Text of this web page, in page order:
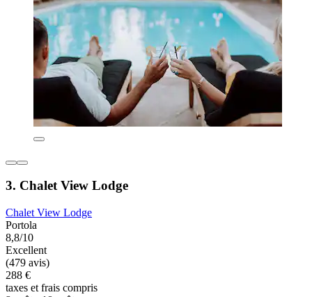
3. Chalet View Lodge
Chalet View Lodge
Portola
8,8/10
Excellent
(479 avis)
288 €
taxes et frais compris